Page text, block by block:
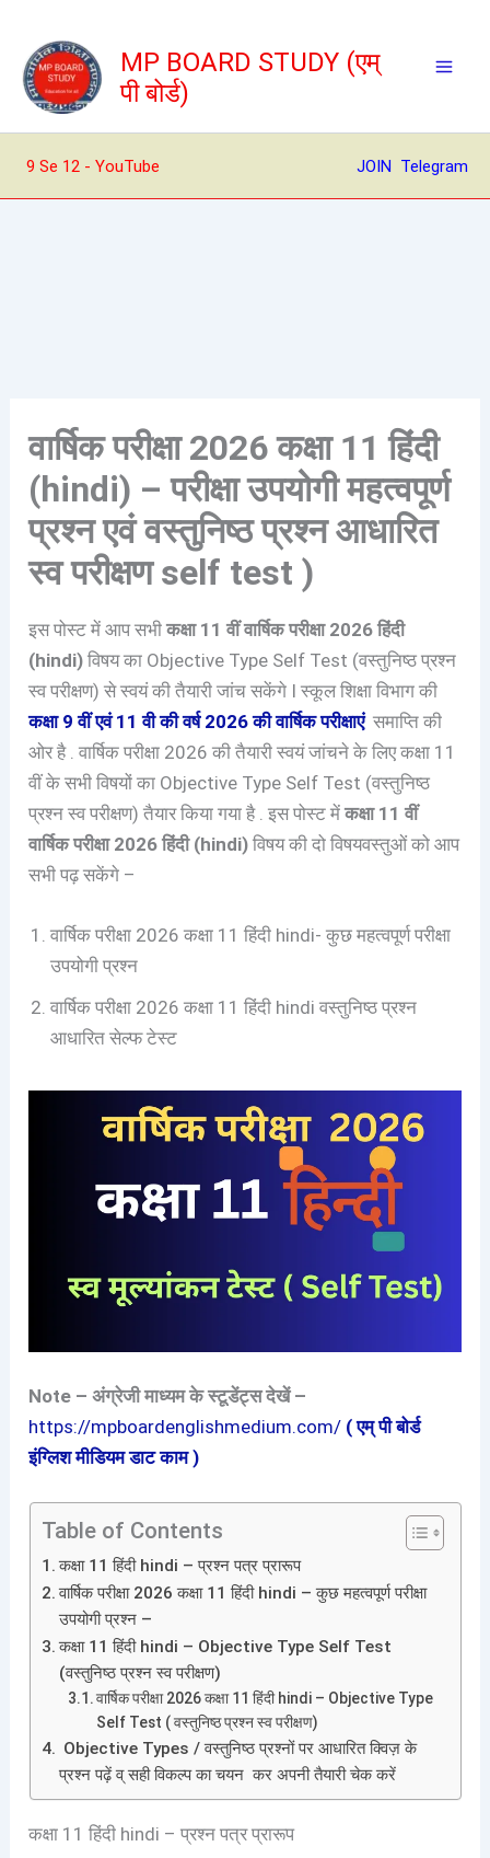
content
MP BOARD STUDY (एम्
पी बोर्ड)
9 Se 12 - YouTube JOIN Telegram
वार्षिक परीक्षा 2026 कक्षा 11 हिंदी
(hindi) – परीक्षा उपयोगी महत्वपूर्ण
प्रश्न एवं वस्तुनिष्ठ प्रश्न आधारित
स्व परीक्षण self test )
इस पोस्ट में आप सभीकक्षा 11 वीं वार्षिक परीक्षा 2026 हिंदी
(hindi) विषय का Objective Type Self Test (वस्तुनिष्ठ प्रश्न
स्व परीक्षण) से स्वयं की तैयारी जांच सकेंगे I स्कूल शिक्षा विभाग की
कक्षा 9 वीं एवं 11 वी की वर्ष 2026 की वार्षिक परीक्षाएंसमाप्ति की
ओर है . वार्षिक परीक्षा 2026 की तैयारी स्वयं जांचने के लिए कक्षा 11
वीं के सभी विषयों का Objective Type Self Test (वस्तुनिष्ठ
प्रश्न स्व परीक्षण) तैयार किया गया है . इस पोस्ट मेंकक्षा 11 वीं
वार्षिक परीक्षा 2026 हिंदी (hindi) विषय की दो विषयवस्तुओं को आप
सभी पढ़ सकेंगे –
वार्षिक परीक्षा 2026 कक्षा 11 हिंदी hindi- कुछ महत्वपूर्ण परीक्षा
उपयोगी प्रश्न
वार्षिक परीक्षा 2026 कक्षा 11 हिंदी hindi वस्तुनिष्ठ प्रश्न
आधारित सेल्फ टेस्ट
Note – अंग्रेजी माध्यम के स्टूडेंट्स देखें –
https://mpboardenglishmedium.com/ ( एम् पी बोर्ड
इंग्लिश मीडियम डाट काम )
Table of Contents
कक्षा 11 हिंदी hindi – प्रश्न पत्र प्रारूप
वार्षिक परीक्षा 2026 कक्षा 11 हिंदी hindi – कुछ महत्वपूर्ण परीक्षा
उपयोगी प्रश्न –
कक्षा 11 हिंदी hindi – Objective Type Self Test
(वस्तुनिष्ठ प्रश्न स्व परीक्षण)
वार्षिक परीक्षा 2026 कक्षा 11 हिंदी hindi – Objective Type
Self Test ( वस्तुनिष्ठ प्रश्न स्व परीक्षण)
Objective Types / वस्तुनिष्ठ प्रश्नों पर आधारित क्विज़ के
प्रश्न पढ़ें व् सही विकल्प का चयन कर अपनी तैयारी चेक करें
कक्षा 11 हिंदी hindi – प्रश्न पत्र प्रारूप